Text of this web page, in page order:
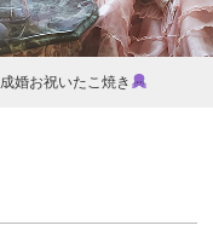
成婚お祝いたこ焼き